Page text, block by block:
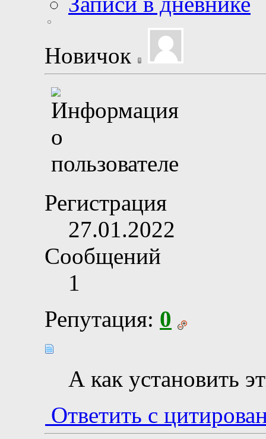
Новичок
Регистрация
27.01.2022
Сообщений
1
Репутация: 0
А как установить
Ответить с